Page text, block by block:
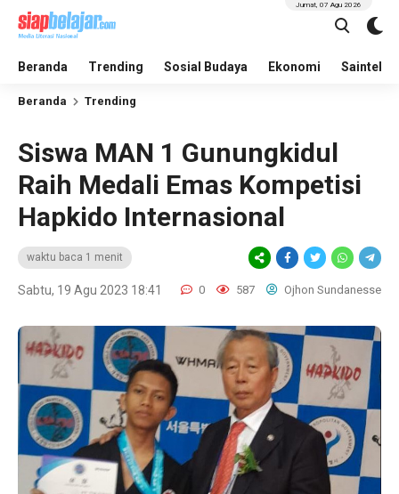
Beranda Trending Sosial Budaya Ekonomi Saintek
Jumat, 07 Agu 2026
Beranda Trending
Siswa MAN 1 Gunungkidul
Raih Medali Emas Kompetisi
Hapkido Internasional
waktu baca 1 menit
Sabtu, 19 Agu 2023 18:41 0 587 Ojhon Sundanesse